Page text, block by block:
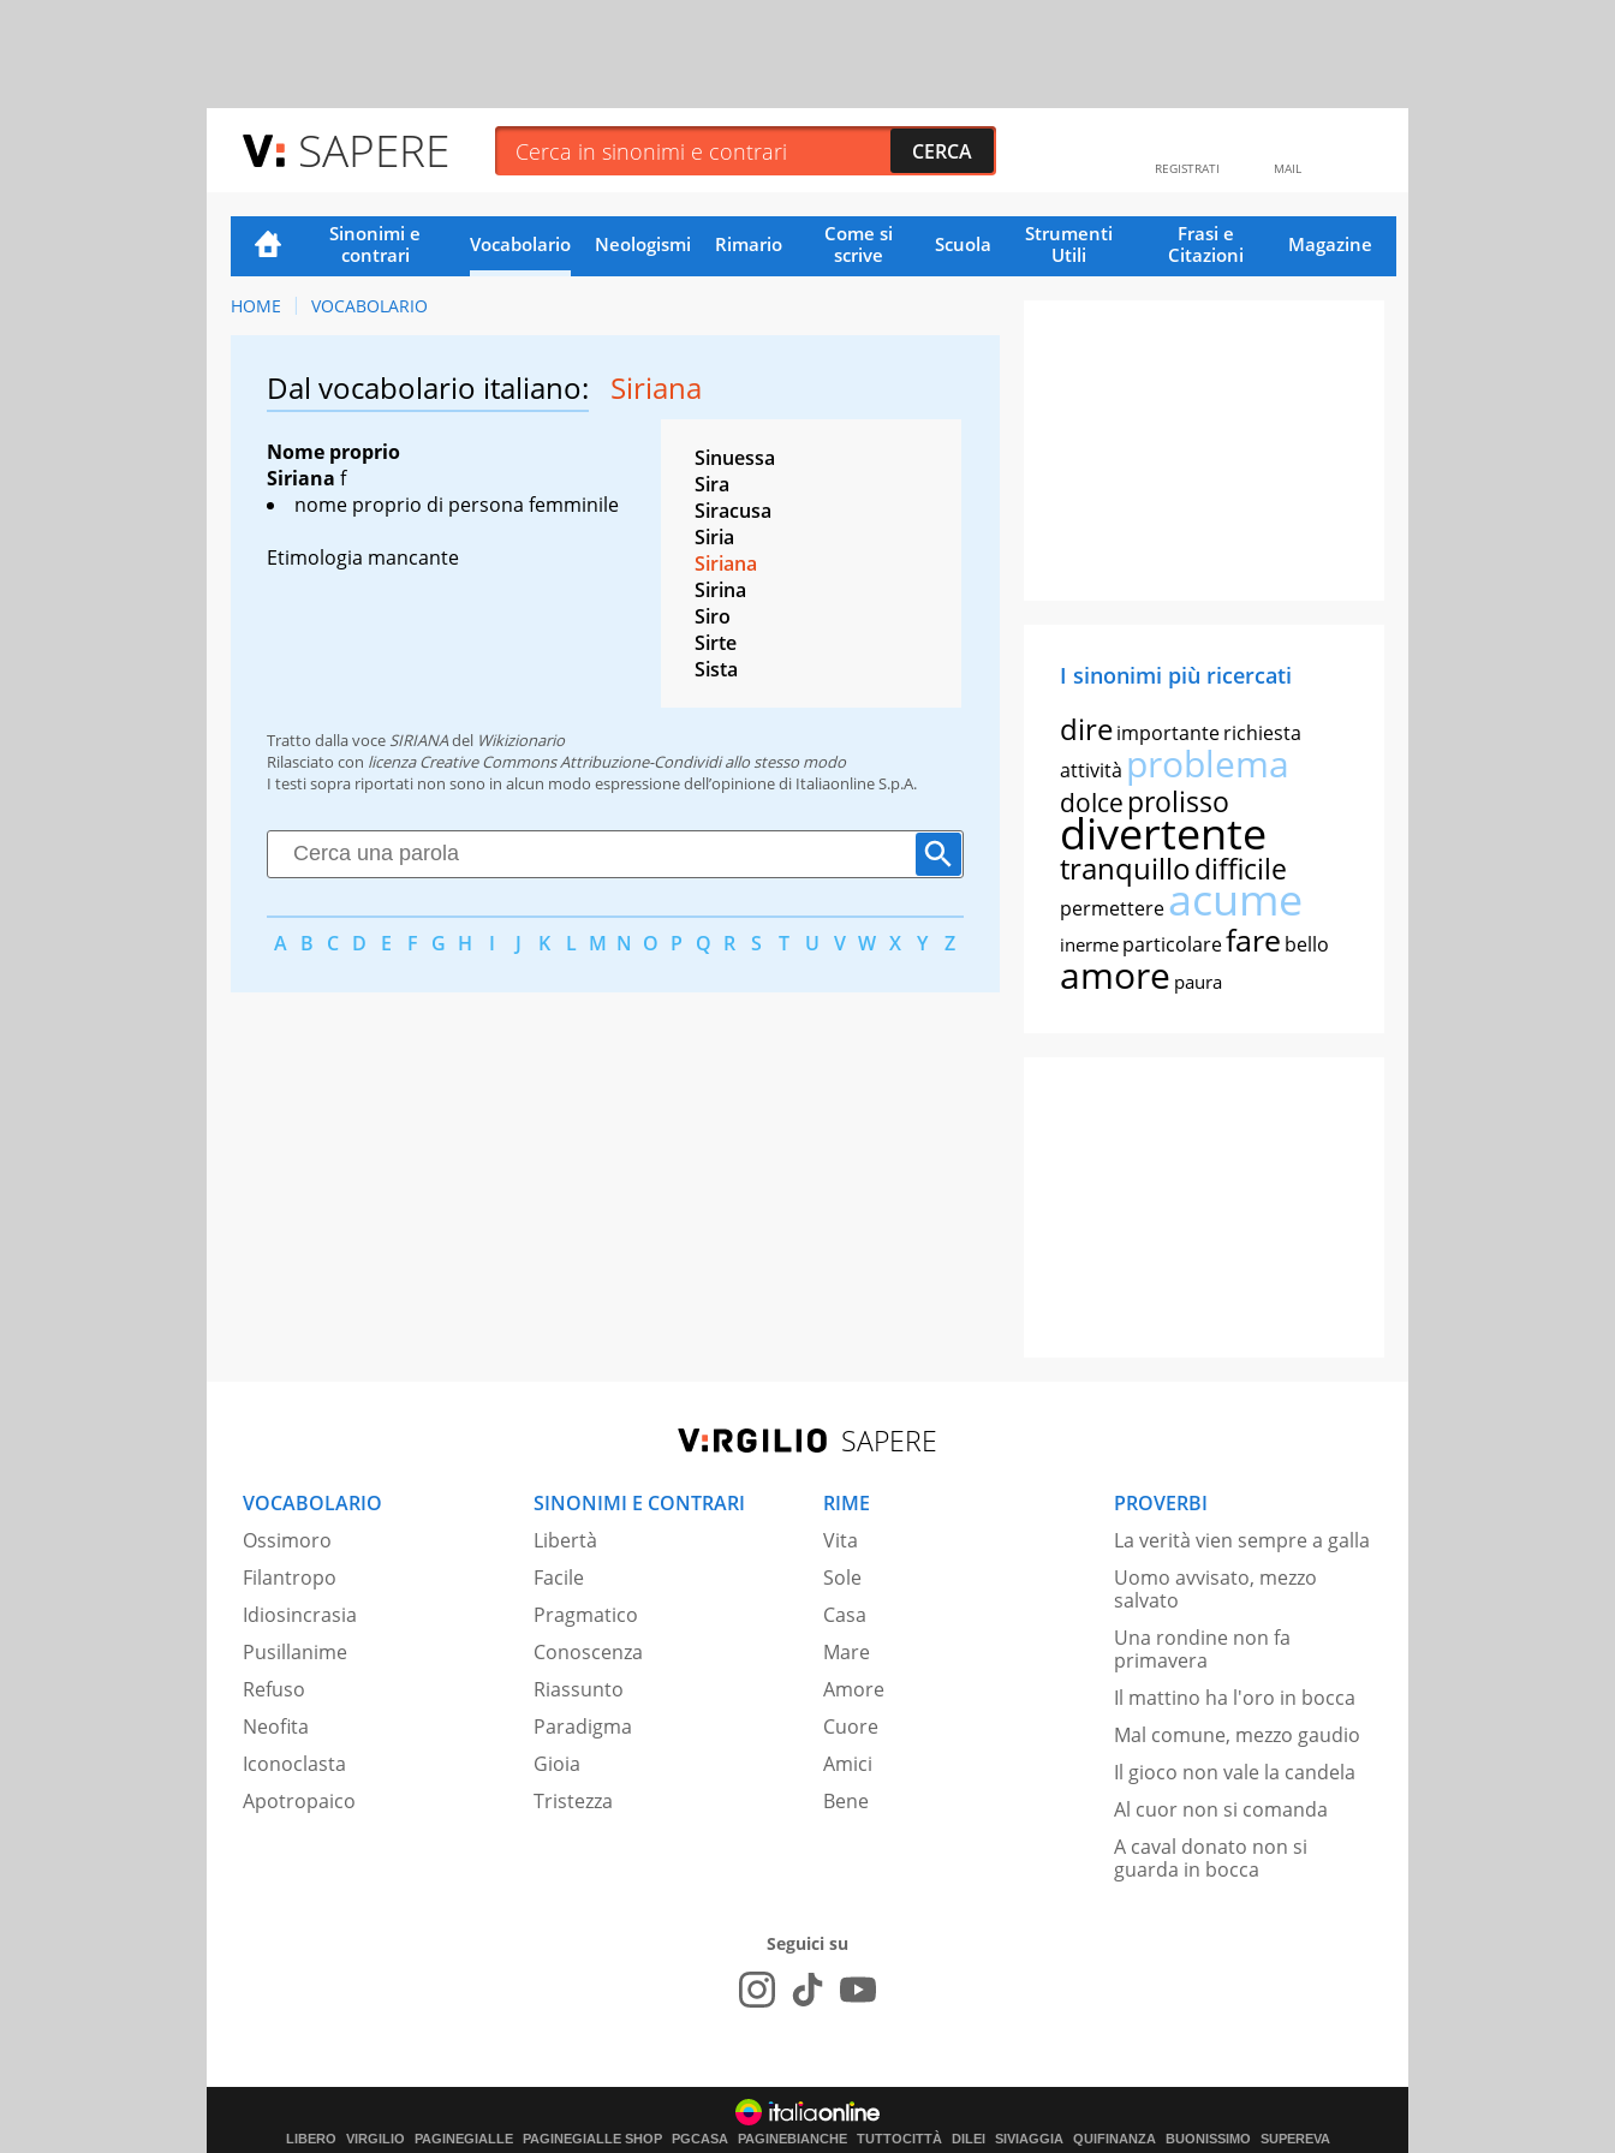
SAPERE MAIL
REGISTRATI
Sinonimi e
contrari
Vocabolario Neologismi Rimario
Come si
scrive
Scuola
Strumenti
Utili
Frasi e
Citazioni
Magazine
HOME VOCABOLARIO
Dal vocabolario italiano: Siriana
Nome proprio
Siriana f
nome proprio di persona femminile
Etimologia mancante
Sinuessa
Sira
Siracusa
Siria
Siriana
Sirina
Siro
Sirte
Sista
Tratto dalla voce SIRIANAdel Wikizionario
Rilasciato con licenza Creative Commons Attribuzione-Condividi allo stesso modo
I testi sopra riportati non sono in alcun modo espressione dell’opinione di Italiaonline S.p.A.
A B C D E F G H I J K L M N O P Q R S T U V W X Y Z
I sinonimi più ricercati
direimportanterichiesta
attività problema
dolce prolisso
divertente
tranquillodifficile
permettereacume
inerme particolarefare bello
amore paura
SAPERE
VOCABOLARIO
Ossimoro
Filantropo
Idiosincrasia
Pusillanime
Refuso
Neofita
Iconoclasta
Apotropaico
SINONIMI E CONTRARI
Libertà
Facile
Pragmatico
Conoscenza
Riassunto
Paradigma
Gioia
Tristezza
RIME
Vita
Sole
Casa
Mare
Amore
Cuore
Amici
Bene
PROVERBI
La verità vien sempre a galla
Uomo avvisato, mezzo
salvato
Una rondine non fa
primavera
Il mattino ha l'oro in bocca
Mal comune, mezzo gaudio
Il gioco non vale la candela
Al cuor non si comanda
A caval donato non si
guarda in bocca
Seguici su
LIBERO VIRGILIO PAGINEGIALLE PAGINEGIALLE SHOP PGCASA PAGINEBIANCHE TUTTOCITTÀ DILEI SIVIAGGIA QUIFINANZA BUONISSIMO SUPEREVA